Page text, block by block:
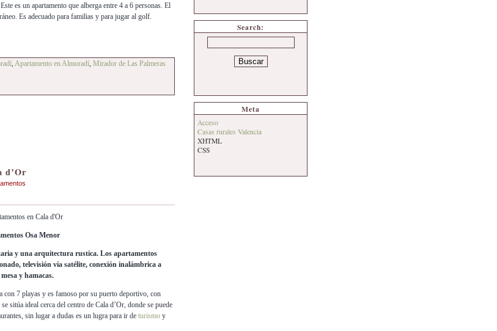
es un apartamento que alberga entre 4 a 6 personas. El
Es adecuado para familias y para jugar al golf.
, Apartamento en Almoradí, Mirador de Las Palmeras
d’Or
Osa Menor
y una arquitectura rustica. Los apartamentos
televisión vía satélite, conexión inalámbrica a
y hamacas.
con 7 playas y es famoso por su puerto deportivo, con
sitúa ideal cerca del centro de Cala d’Or, donde se puede
sin lugar a dudas es un lugra para ir de turismo y
Search:
Meta
Acceso
Casas rurales Valencia
XHTML
CSS